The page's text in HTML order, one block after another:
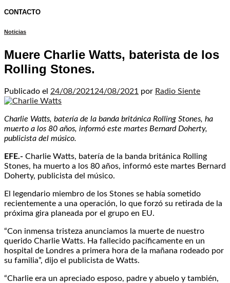
CONTACTO
Noticias
Muere Charlie Watts, baterista de los
Rolling Stones.
Publicado el 24/08/2021 24/08/2021 por Radio Siente
Charlie Watts, batería de la banda británica Rolling Stones, ha
muerto a los 80 años, informó este martes Bernard Doherty,
publicista del músico.
EFE.- Charlie Watts, batería de la banda británica Rolling
Stones, ha muerto a los 80 años, informó este martes Bernard
Doherty, publicista del músico.
El legendario miembro de los Stones se había sometido
recientemente a una operación, lo que forzó su retirada de la
próxima gira planeada por el grupo en EU.
“Con inmensa tristeza anunciamos la muerte de nuestro
querido Charlie Watts. Ha fallecido pacíficamente en un
hospital de Londres a primera hora de la mañana rodeado por
su familia”, dijo el publicista de Watts.
“Charlie era un apreciado esposo, padre y abuelo y también,